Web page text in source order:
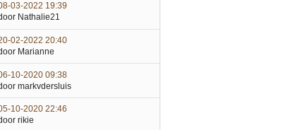
03-2022 19:39
Nathalie21
02-2022 20:40
Marianne
10-2020 09:38
markvdersluis
10-2020 22:46
rikie